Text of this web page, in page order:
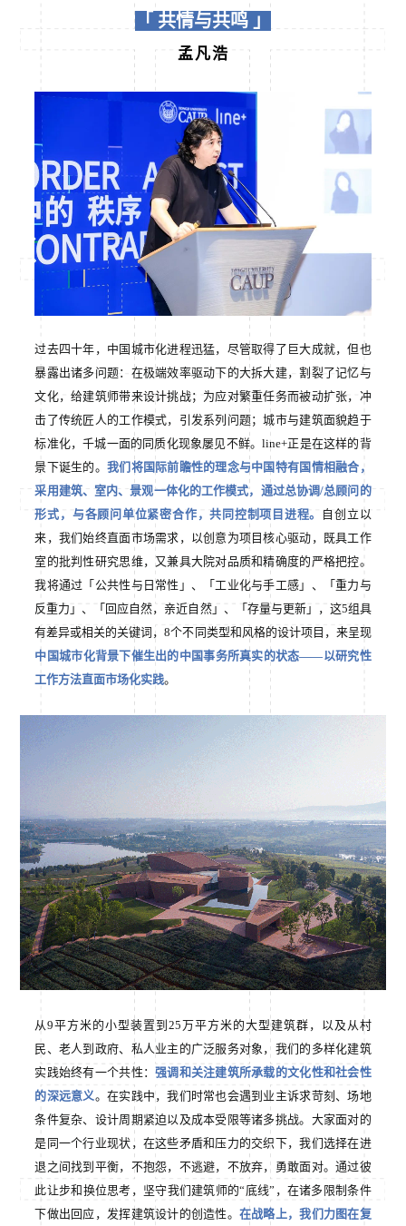
「 共情与共鸣 」
孟凡浩
过去四十年，中国城市化进程迅猛，尽管取得了巨大成就，但也
暴露出诸多问题：在极端效率驱动下的大拆大建，割裂了记忆与
文化，给建筑师带来设计挑战；为应对繁重任务而被动扩张，冲
击了传统匠人的工作模式，引发系列问题；城市与建筑面貌趋于
标准化，千城一面的同质化现象屡见不鲜。line+正是在这样的背
景下诞生的。我们将国际前瞻性的理念与中国特有国情相融合，
采用建筑、室内、景观一体化的工作模式，通过总协调/总顾问的
形式，与各顾问单位紧密合作，共同控制项目进程。
自创立以
来，我们始终直面市场需求，以创意为项目核心驱动，既具工作
室的批判性研究思维，又兼具大院对品质和精确度的严格把控。
我将通过「公共性与日常性」、「工业化与手工感」、「重力与
反重力」、「回应自然，亲近自然」、「存量与更新」，这5组具
有差异或相关的关键词，8个不同类型和风格的设计项目，来呈现
中国城市化背景下催生出的中国事务所真实的状态——以研究性
工作方法直面市场化实践。
从9平方米的小型装置到25万平方米的大型建筑群，以及从村
民、老人到政府、私人业主的广泛服务对象，我们的多样化建筑
实践始终有一个共性：强调和关注建筑所承载的文化性和社会性
的深远意义。在实践中，我们时常也会遇到业主诉求苛刻、场地
条件复杂、设计周期紧迫以及成本受限等诸多挑战。大家面对的
是同一个行业现状，在这些矛盾和压力的交织下，我们选择在进
退之间找到平衡，不抱怨，不逃避，不放弃，勇敢面对。通过彼
此让步和换位思考，坚守我们建筑师的“底线”，在诸多限制条件
下做出回应，发挥建筑设计的创造性。 在战略上，我们力图在复